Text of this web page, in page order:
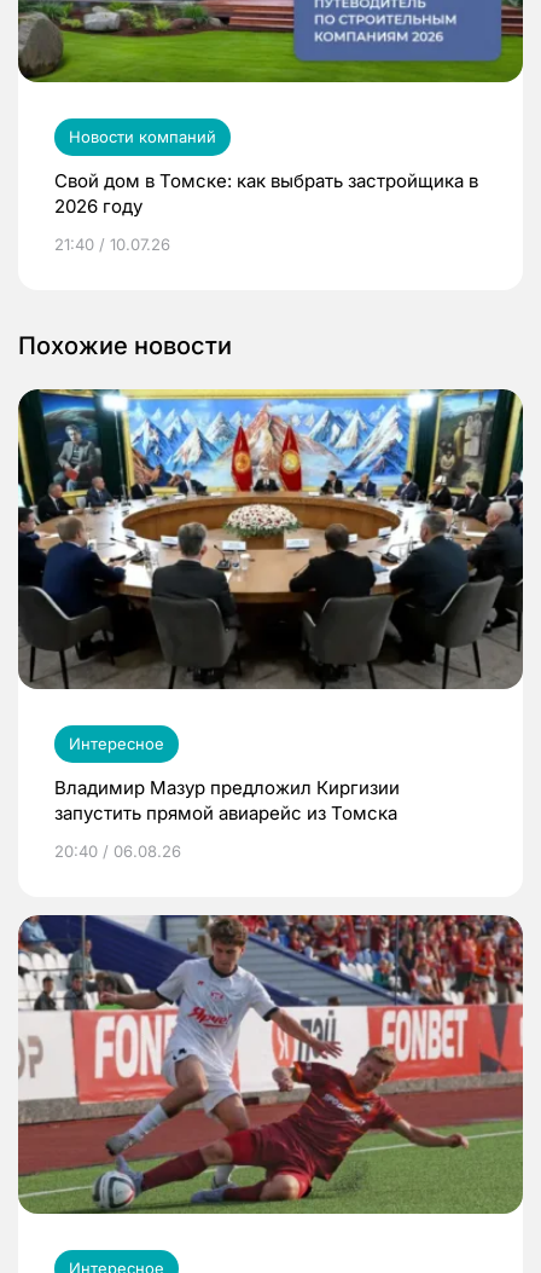
Новости компаний
Свой дом в Томске: как выбрать застройщика в
2026 году
21:40 / 10.07.26
Похожие новости
Интересное
Владимир Мазур предложил Киргизии
запустить прямой авиарейс из Томска
20:40 / 06.08.26
Интересное